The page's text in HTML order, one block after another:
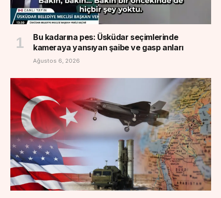
Bu kadarına pes: Üsküdar seçimlerinde
kameraya yansıyan şaibe ve gasp anları
Ağustos 6, 2026